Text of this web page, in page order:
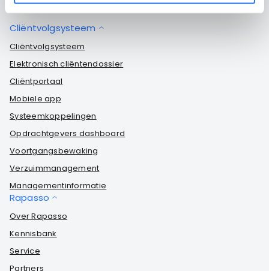
Cliëntvolgsysteem
Cliëntvolgsysteem
Elektronisch cliëntendossier
Cliëntportaal
Mobiele app
Systeemkoppelingen
Opdrachtgevers dashboard
Voortgangsbewaking
Verzuimmanagement
Managementinformatie
Rapasso
Over Rapasso
Kennisbank
Service
Partners